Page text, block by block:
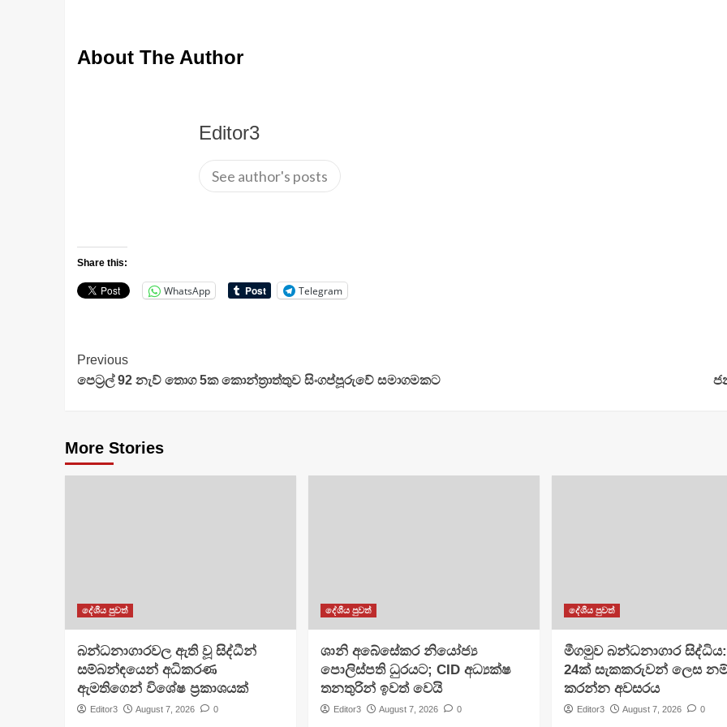
About The Author
Editor3
See author's posts
Share this:
WhatsApp Telegram
Continue
Reading
Previous
පෙට්‍රල් 92 නැව් තොග 5ක කොන්ත්‍රාත්තුව සිංගප්පූරුවේ සමාගමකට
More Stories
දේශීය පුවත්
බන්ධනාගාරවල ඇති වූ සිද්ධීන්
සම්බන්ඳයෙන් අධිකරණ
ඇමතිගෙන් විශේෂ ප්‍රකාශයක්
Editor3 August 7, 2026 0
දේශීය පුවත්
ශානි අබේසේකර නියෝජ්‍ය
පොලිස්පති ධුරයට; CID අධ්‍යක්ෂ
තනතුරින් ඉවත් වෙයි
Editor3 August 7, 2026 0
දේශීය පුවත්
මීගමුව බන්ධනාගාර
24ක් සැකකරුවන් ලෙස
කරන්න අවසරය
Editor3 August 7, 2026 0